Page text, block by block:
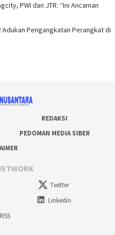
PWI dan JTR: “Ini Ancaman
Pengangkatan Perangkat di
REDAKSI
PEDOMAN MEDIA SIBER
Twitter
Linkedin
RSS